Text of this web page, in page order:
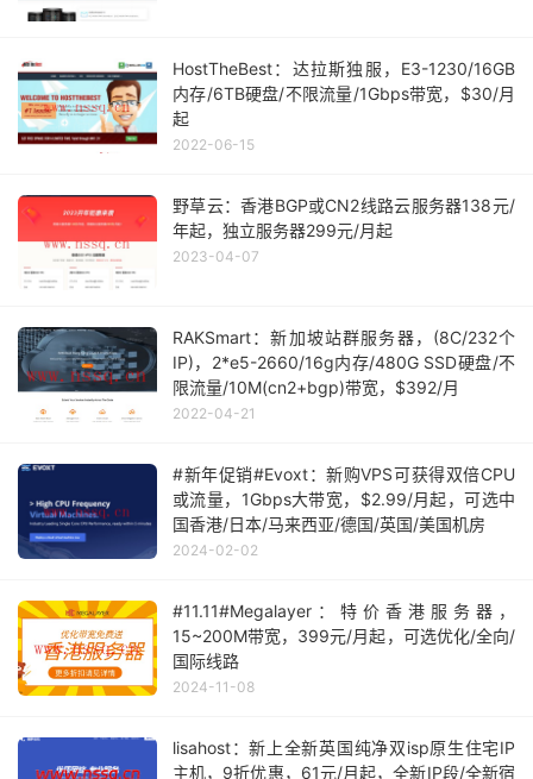
HostTheBest：达拉斯独服，E3-1230/16GB
内存/6TB硬盘/不限流量/1Gbps带宽，$30/月
起
2022-06-15
野草云：香港BGP或CN2线路云服务器138元/
年起，独立服务器299元/月起
2023-04-07
RAKSmart：新加坡站群服务器，(8C/232个
IP)，2*e5-2660/16g内存/480G SSD硬盘/不
限流量/10M(cn2+bgp)带宽，$392/月
2022-04-21
#新年促销#Evoxt：新购VPS可获得双倍CPU
或流量，1Gbps大带宽，$2.99/月起，可选中
国香港/日本/马来西亚/德国/英国/美国机房
2024-02-02
#11.11#Megalayer：特价香港服务器，
15~200M带宽，399元/月起，可选优化/全向/
国际线路
2024-11-08
lisahost：新上全新英国纯净双isp原生住宅IP
主机，9折优惠，61元/月起，全新IP段/全新宿